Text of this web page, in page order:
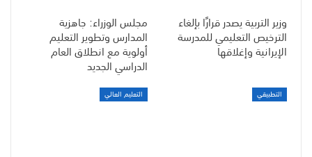
وزير التربية يصدر قرارًا بإلغاء
الترخيص التعليمي للمدرسة
الإيرانية وإغلاقها
مجلس الوزراء: جاهزية
المدارس وتطوير التعليم
أولوية مع انطلاق العام
الدراسي الجديد
التطبيقي التعليم العالي